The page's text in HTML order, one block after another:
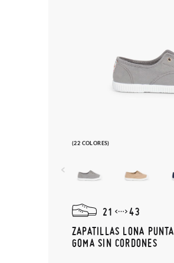
(22 COLORES)
21
43
ZAPATILLAS LONA PUNTA
GOMA SIN CORDONES